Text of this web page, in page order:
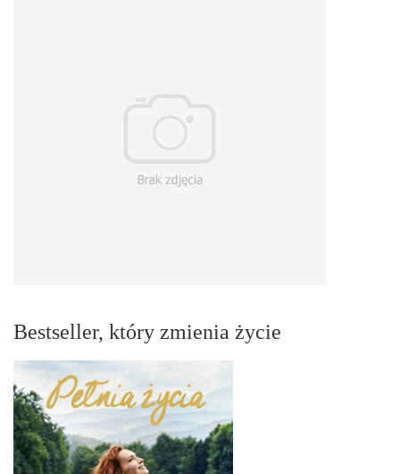
Bestseller, który zmienia życie